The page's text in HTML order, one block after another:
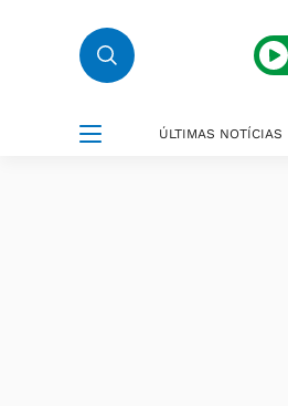
ÚLTIMAS NOTÍCIAS